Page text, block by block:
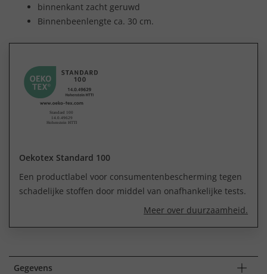
binnenkant zacht geruwd
Binnenbeenlengte ca. 30 cm.
Oekotex Standard 100
Een productlabel voor consumentenbescherming tegen
schadelijke stoffen door middel van onafhankelijke tests.
Meer over duurzaamheid.
Gegevens